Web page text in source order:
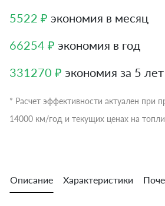
5522 ₽ экономия в месяц
66254 ₽ экономия в год
331270 ₽ экономия за 5 лет
* Расчет эффективности актуален при
14000 км/год и текущих ценах на
Описание Характеристики